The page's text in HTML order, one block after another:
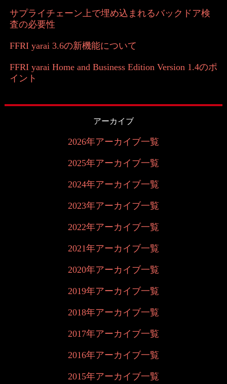
サプライチェーン上で埋め込まれるバックドア検
査の必要性
FFRI yarai 3.6の新機能について
FFRI yarai Home and Business Edition Version 1.4のポ
イント
アーカイブ
2026年アーカイブ一覧
2025年アーカイブ一覧
2024年アーカイブ一覧
2023年アーカイブ一覧
2022年アーカイブ一覧
2021年アーカイブ一覧
2020年アーカイブ一覧
2019年アーカイブ一覧
2018年アーカイブ一覧
2017年アーカイブ一覧
2016年アーカイブ一覧
2015年アーカイブ一覧